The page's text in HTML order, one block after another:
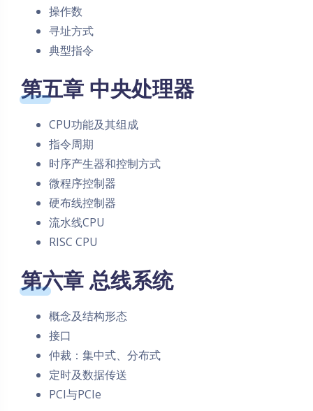
操作数
寻址方式
典型指令
第五章 中央处理器
CPU功能及其组成
指令周期
时序产生器和控制方式
微程序控制器
硬布线控制器
流水线CPU
RISC CPU
第六章 总线系统
概念及结构形态
接口
仲裁：集中式、分布式
定时及数据传送
PCI与PCIe